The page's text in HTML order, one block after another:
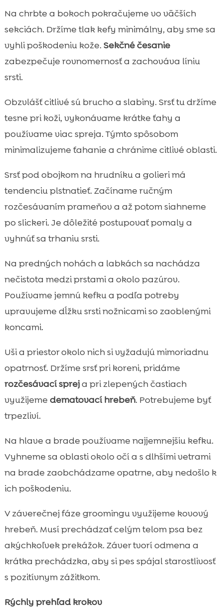
Na chrbte a bokoch pokračujeme vo väčších
sekciách. Držíme tlak kefy minimálny, aby sme sa
vyhli poškodeniu kože. Sekčné česanie
zabezpečuje rovnomernosť a zachováva líniu
srsti.
Obzvlášť citlivé sú brucho a slabiny. Srsť tu držíme
tesne pri koži, vykonávame krátke ťahy a
používame viac spreja. Týmto spôsobom
minimalizujeme ťahanie a chránime citlivé oblasti.
Srsť pod obojkom na hrudníku a golieri má
tendenciu plstnatieť. Začíname ručným
rozčesávaním prameňov a až potom siahneme
po slickeri. Je dôležité postupovať pomaly a
vyhnúť sa trhaniu srsti.
Na predných nohách a labkách sa nachádza
nečistota medzi prstami a okolo pazúrov.
Používame jemnú kefku a podľa potreby
upravujeme dĺžku srsti nožnicami so zaoblenými
koncami.
Uši a priestor okolo nich si vyžadujú mimoriadnu
opatrnosť. Držíme srsť pri koreni, pridáme
rozčesávací spreja pri zlepených častiach
využijeme dematovací hrebeň. Potrebujeme byť
trpezliví.
Na hlave a brade používame najjemnejšiu kefku.
Vyhneme sa oblasti okolo očí a s dlhšími vetrami
na brade zaobchádzame opatrne, aby nedošlo k
ich poškodeniu.
V záverečnej fáze groomingu využijeme kovový
hrebeň. Musí prechádzať celým telom psa bez
akýchkoľvek prekážok. Záver tvorí odmena a
krátka prechádzka, aby si pes spájal starostlivosť
s pozitívnym zážitkom.
Rýchly prehľad krokov